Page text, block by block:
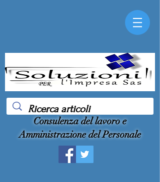
Consulenza del lavoro e
Amministrazione del Personale